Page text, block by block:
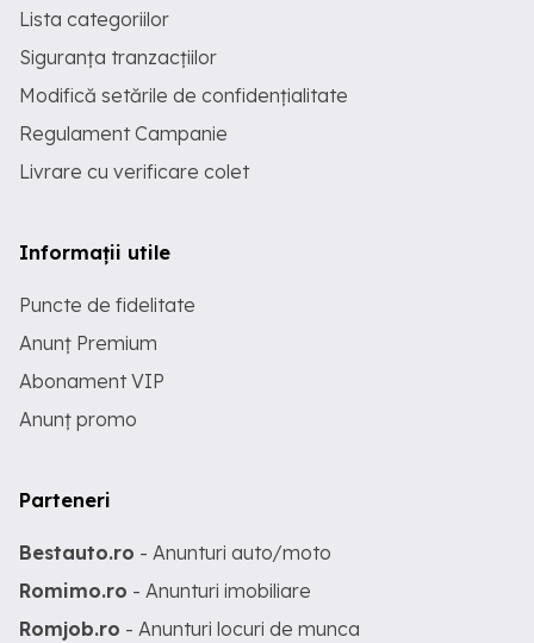
Lista categoriilor
Siguranța tranzacțiilor
Modifică setările de confidențialitate
Regulament Campanie
Livrare cu verificare colet
Informații utile
Puncte de fidelitate
Anunț Premium
Abonament VIP
Anunț promo
Parteneri
Bestauto.ro - Anunturi auto/moto
Romimo.ro - Anunturi imobiliare
Romjob.ro - Anunturi locuri de munca